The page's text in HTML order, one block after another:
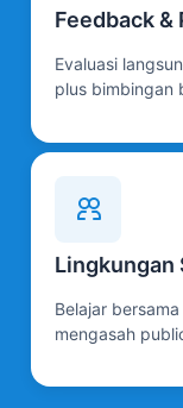
Feedback &
Evaluasi
plus bimbingan
Belajar
mengasah